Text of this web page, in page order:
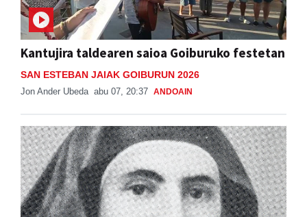
Kantujira taldearen saioa Goiburuko festetan
SAN ESTEBAN JAIAK GOIBURUN 2026
Jon Ander Ubeda abu 07, 20:37 ANDOAIN